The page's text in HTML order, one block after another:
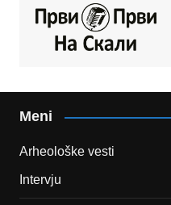
Meni
Arheološke vesti
Intervju